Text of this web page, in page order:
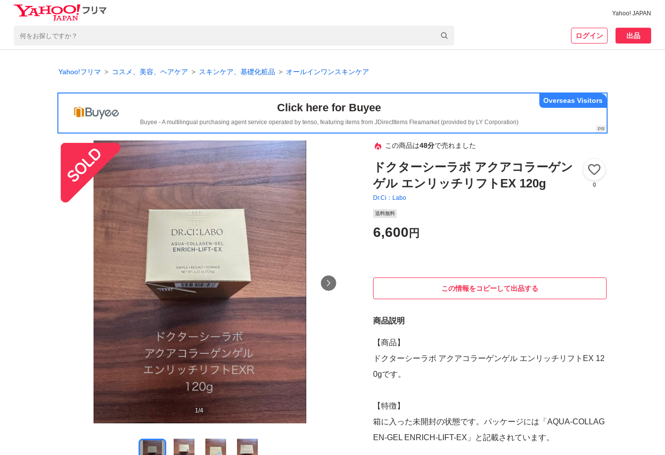
Yahoo! JAPAN
ログイン 出品
Yahoo!フリマ コスメ、美容、ヘアケア スキンケア、基礎化粧品 オールインワンスキンケア
Click here for Buyee
Buyee - A multilingual purchasing agent service operated by tenso, featuring items from JDirectItems Fleamarket (provided by LY Corporation)
Overseas Visitors
1/4
この商品は48分で売れました
ドクターシーラボ アクアコラーゲン
ゲル エンリッチリフトEX 120g
Dr.Ci：Labo
0
送料無料
6,600 円
この情報をコピーして出品する
商品説明
【商品】
ドクターシーラボ アクアコラーゲンゲル エンリッチリフトEX 12
0gです。
【特徴】
箱に入った未開封の状態です。パッケージには「AQUA-COLLAG
EN-GEL ENRICH-LIFT-EX」と記載されています。